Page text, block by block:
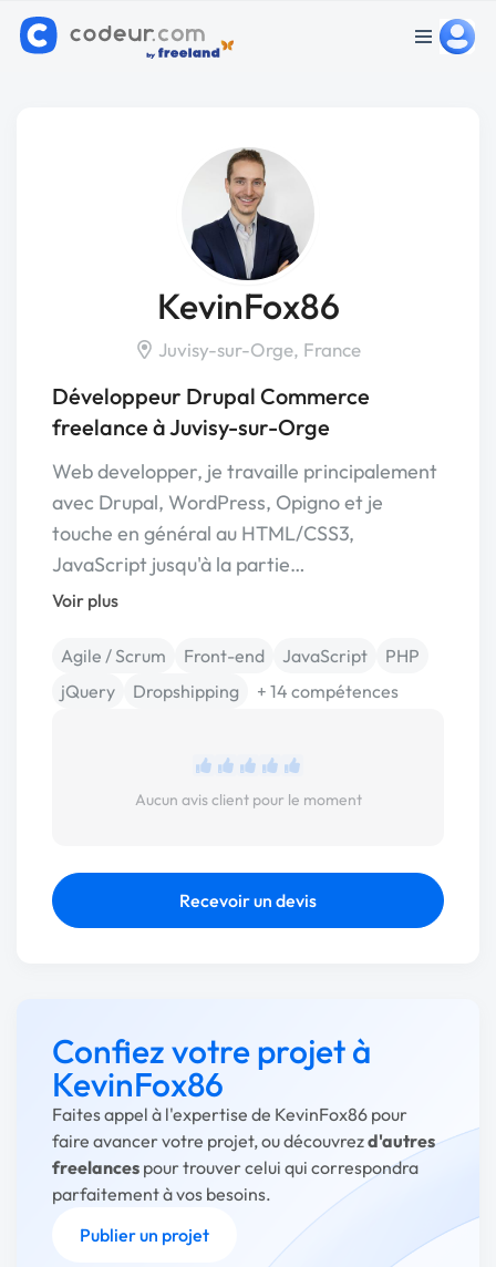
KevinFox86
Juvisy-sur-Orge, France
Développeur Drupal Commerce
freelance à Juvisy-sur-Orge
Web developper, je travaille principalement
avec Drupal, WordPress, Opigno et je
touche en général au HTML/CSS3,
JavaScript jusqu'à la partie…
Voir plus
Agile / Scrum Front-end JavaScript
PHP
jQuery
Dropshipping + 14 compétences
Aucun avis client pour le moment
Recevoir un devis
Confiez votre projet à
KevinFox86
Faites appel à l'expertise de KevinFox86 pour
faire avancer votre projet, ou découvrezd'autres
freelances pour trouver celui qui correspondra
parfaitement à vos besoins.
Publier un projet